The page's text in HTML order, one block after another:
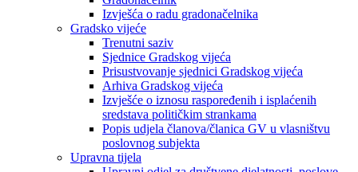
Izvješća o radu gradonačelnika
Gradsko vijeće
Trenutni saziv
Sjednice Gradskog vijeća
Prisustvovanje sjednici Gradskog vijeća
Arhiva Gradskog vijeća
Izvješće o iznosu raspoređenih i isplaćenih
sredstava političkim strankama
Popis udjela članova/članica GV u vlasništvu
poslovnog subjekta
Upravna tijela